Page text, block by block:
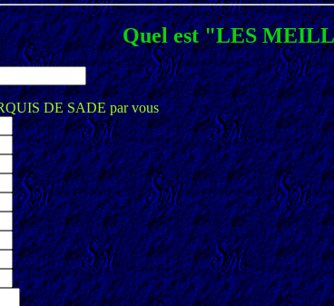
Quel est "LES
DE SADE par vous